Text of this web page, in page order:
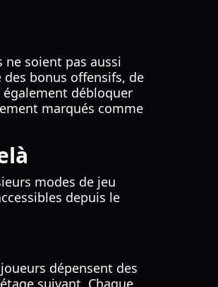
ne soient pas aussi
bonus offensifs, de
débloquer
marqués comme
modes de jeu
depuis le
dépensent des
suivant. Chaque